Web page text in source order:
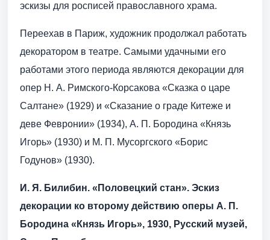
эскизы для росписей православного храма.
Переехав в Париж, художник продолжал работать
декоратором в театре. Самыми удачными его
работами этого периода являются декорации для
опер Н. А. Римского-Корсакова «Сказка о царе
Салтане» (1929) и «Сказание о граде Китеже и
деве Февронии» (1934), А. П. Бородина «Князь
Игорь» (1930) и М. П. Мусоргского «Борис
Годунов» (1930).
И. Я. Билибин. «Половецкий стан». Эскиз
декорации ко второму действию оперы А. П.
Бородина «Князь Игорь», 1930, Русский музей,